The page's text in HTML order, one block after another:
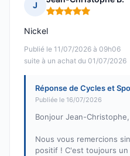
J
Note : 5 sur 5
Publié le 11/07/2026 à 09h06
suite à un achat du 01/07/2026
Nickel
Réponse de Cycles et
Publiée le 16/07/2026
Bonjour Jean-Christophe,
Nous vous remercions
positif ! C'est toujours